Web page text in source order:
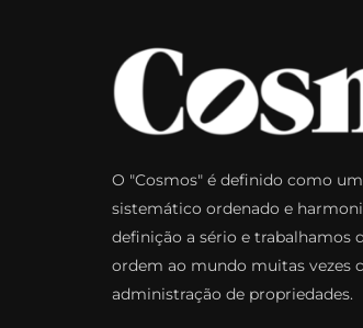
O "Cosmos" é definido como
sistemático ordenado e
definição a sério e trabalhamos
ordem ao mundo muitas vezes
administração de propriedades.